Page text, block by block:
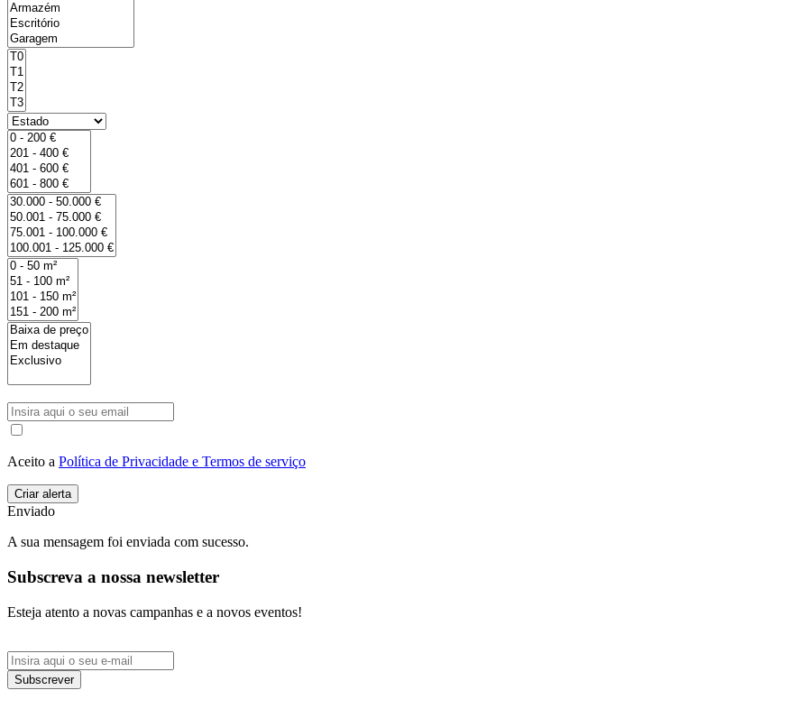
Aceito a Política de Privacidade e Termos de serviço
Enviado
A sua mensagem foi enviada com sucesso.
Subscreva a nossa newsletter
Esteja atento a novas campanhas e a novos eventos!